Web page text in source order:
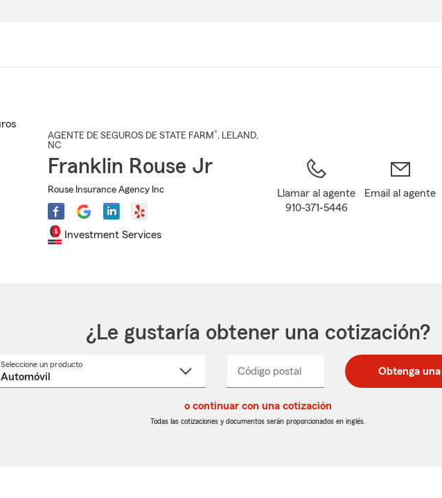
AGENTE DE SEGUROS DE STATE FARM®, LELAND,
NC
Franklin Rouse Jr
Rouse Insurance Agency Inc
Investment Services
Llamar al agente
910-371-5446
Email al agente
¿Le gustaría obtener una cotización?
Seleccione un productoSeleccione
Código postal
postal
de
postal
de
_____ Obtenga
o continuar con una cotización
Todas las cotizaciones y documentos serán proporcionados en inglés.